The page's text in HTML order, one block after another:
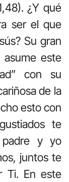
¿Y qué
ser el que
Su gran
este
con su
de la
esto con
te
padre y yo
juntos te
Ti. En este